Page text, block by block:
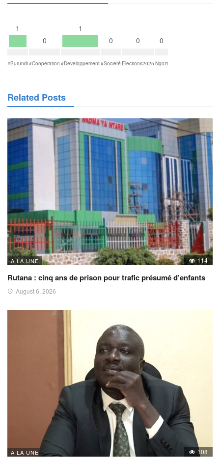
1
#Burundi
0
#Coopération
1
#Developpement
0
#Societé
0
Elections2025
0
Ngozi
Related Posts
A LA UNE 114
Rutana : cinq ans de prison pour trafic présumé d’enfants
August 6, 2026
A LA UNE 108